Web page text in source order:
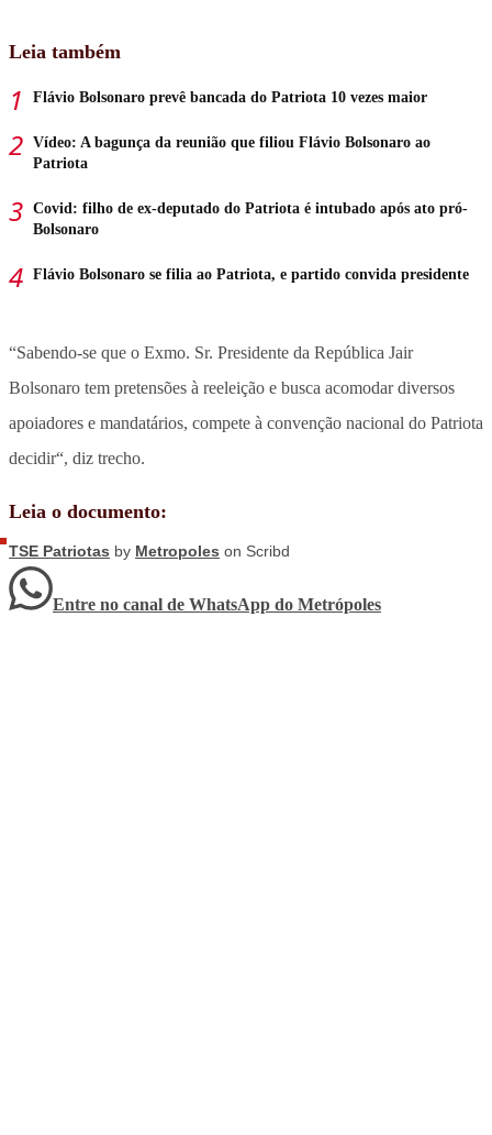
Leia também
Flávio Bolsonaro prevê bancada do Patriota 10 vezes maior
Vídeo: A bagunça da reunião que filiou Flávio Bolsonaro ao
Patriota
Covid: filho de ex-deputado do Patriota é intubado após ato pró-
Bolsonaro
Flávio Bolsonaro se filia ao Patriota, e partido convida presidente
“Sabendo-se que o Exmo. Sr. Presidente da República Jair
Bolsonaro tem pretensões à reeleição e busca acomodar diversos
apoiadores e mandatários, compete à convenção nacional do Patriota
decidir“, diz trecho.
Leia o documento:
TSE Patriotas by Metropoles on Scribd
Entre no canal de WhatsApp do Metrópoles